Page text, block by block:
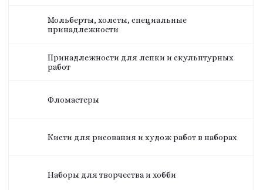
Мольберты, холсты, специальные
принадлежности
Принадлежности для лепки и скульптурных
работ
Фломастеры
Кисти для рисования и худож работ в наборах
Наборы для творчества и хобби